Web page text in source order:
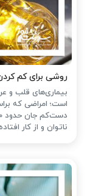
روشی برای کم
بیماری‌های قلب و
است؛ امراضی که
ناتوان و از کار